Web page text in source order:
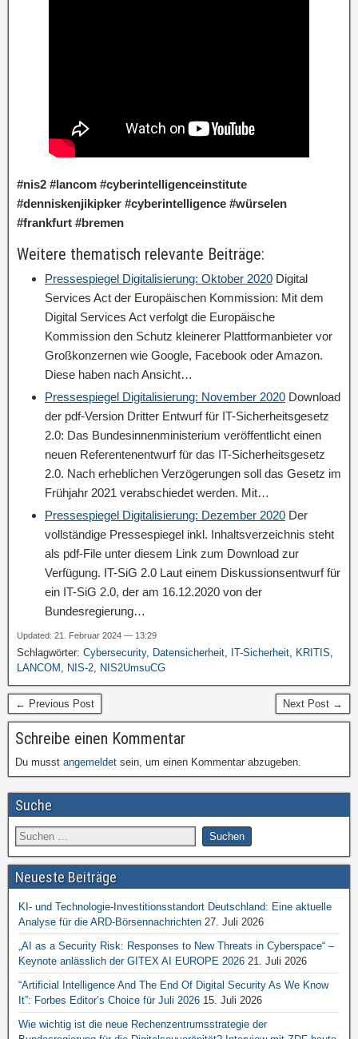
#nis2 #lancom #cyberintelligenceinstitute
#denniskenjikipker #cyberintelligence #würselen
#frankfurt #bremen
Weitere thematisch relevante Beiträge:
Pressespiegel Digitalisierung: Oktober 2020 Digital
Services Act der Europäischen Kommission: Mit dem
Digital Services Act verfolgt die Europäische
Kommission den Schutz kleinerer Plattformanbieter vor
Großkonzernen wie Google, Facebook oder Amazon.
Diese haben nach Ansicht…
Pressespiegel Digitalisierung: November 2020 Download
der pdf-Version Dritter Entwurf für IT-Sicherheitsgesetz
2.0: Das Bundesinnenministerium veröffentlicht einen
neuen Referentenentwurf für das IT-Sicherheitsgesetz
2.0. Nach erheblichen Verzögerungen soll das Gesetz im
Frühjahr 2021 verabschiedet werden. Mit…
Pressespiegel Digitalisierung: Dezember 2020 Der
vollständige Pressespiegel inkl. Inhaltsverzeichnis steht
als pdf-File unter diesem Link zum Download zur
Verfügung. IT-SiG 2.0 Laut einem Diskussionsentwurf für
ein IT-SiG 2.0, der am 16.12.2020 von der
Bundesregierung…
Updated: 21. Februar 2024 — 13:29
Schlagwörter: Cybersecurity, Datensicherheit, IT-Sicherheit, KRITIS,
LANCOM , NIS-2, NIS2UmsuCG
← Previous Post Next Post →
Schreibe einen Kommentar
Du musst angemeldet sein, um einen Kommentar abzugeben.
Suche
Neueste Beiträge
KI- und Technologie-Investitionsstandort Deutschland: Eine aktuelle
Analyse für die ARD-Börsennachrichten 27. Juli 2026
„AI as a Security Risk: Responses to New Threats in Cyberspace“ –
Keynote anlässlich der GITEX AI EUROPE 2026 21. Juli 2026
“Artificial Intelligence And The End Of Digital Security As We Know
It”: Forbes Editor’s Choice für Juli 2026 15. Juli 2026
Wie wichtig ist die neue Rechenzentrumsstrategie der